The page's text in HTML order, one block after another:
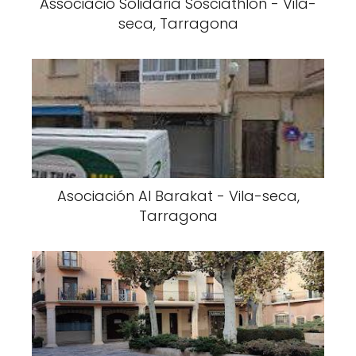
seca, Tarragona
Asociación Al Barakat - Vila-seca,
Tarragona